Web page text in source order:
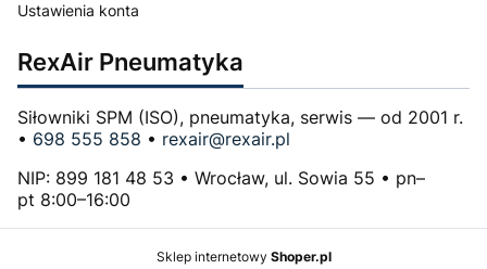
Ustawienia konta
RexAir Pneumatyka
Siłowniki SPM (ISO), pneumatyka, serwis — od 2001 r.
• 698 555 858 • rexair@rexair.pl
NIP: 899 181 48 53 • Wrocław, ul. Sowia 55 • pn–
pt 8:00–16:00
Sklep internetowy Shoper.pl